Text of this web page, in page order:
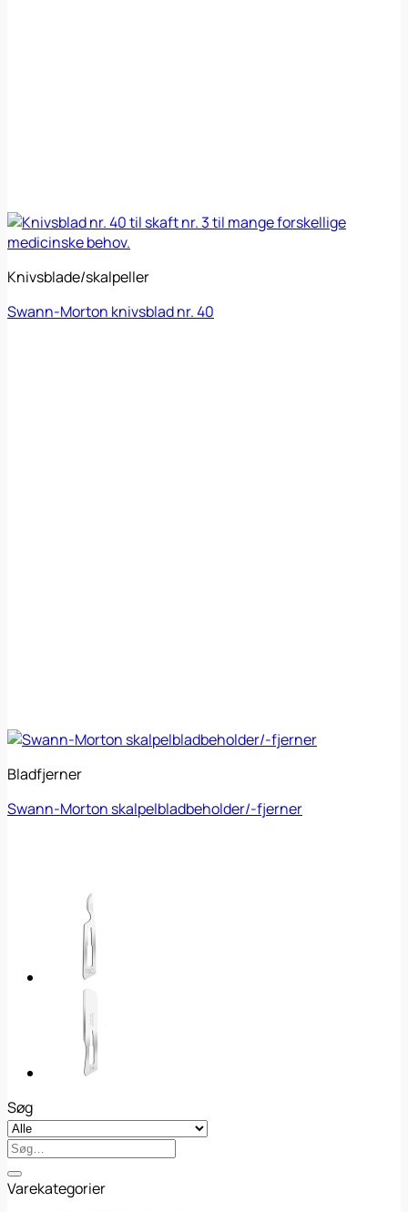
Knivsblade/skalpeller
Swann-Morton knivsblad nr. 40
Bladfjerner
Swann-Morton skalpelbladbeholder/-fjerner
Søg
Søg
efter:
Varekategorier